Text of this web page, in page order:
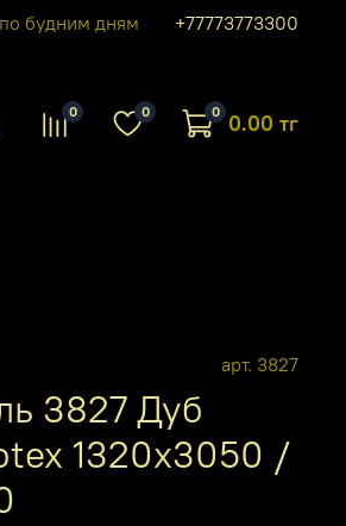
будним дням +77773773300
0 0 0 0.00 тг
арт. 3827
3827 Дуб
1320х3050 /